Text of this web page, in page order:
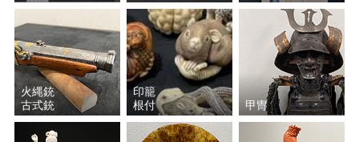
火縄銃
古式銃
印籠
根付
甲冑